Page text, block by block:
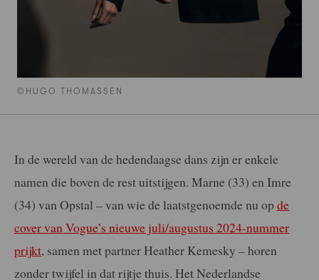
©HUGO THOMASSEN
In de wereld van de hedendaagse dans zijn er enkele
namen die boven de rest uitstijgen. Marne (33) en Imre
(34) van Opstal – van wie de laatstgenoemde nu op de
cover van Vogue’s nieuwe juli/augustus 2024-nummer
prijkt, samen met partner Heather Kemesky – horen
zonder twijfel in dat rijtje thuis. Het Nederlandse